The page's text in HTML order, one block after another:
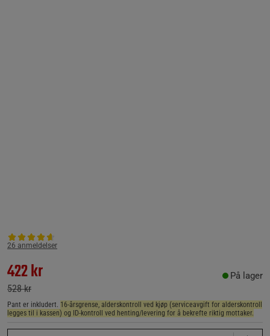
26 anmeldelser
422 kr
528 kr
Pant er inkludert. 16-årsgrense, alderskontroll ved kjøp (serviceavgift for alderskontroll
legges til i kassen) og ID-kontroll ved henting/levering for å bekrefte riktig mottaker.
På lager